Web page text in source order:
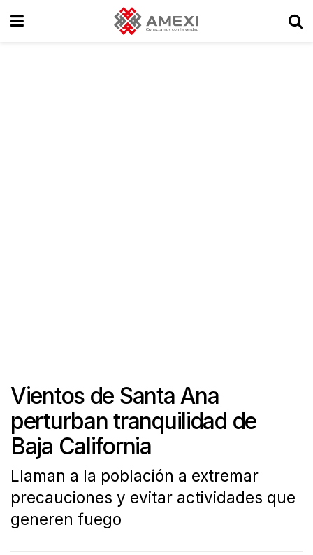
Vientos de Santa Ana
perturban tranquilidad de
Baja California
Llaman a la población a extremar
precauciones y evitar actividades que
generen fuego